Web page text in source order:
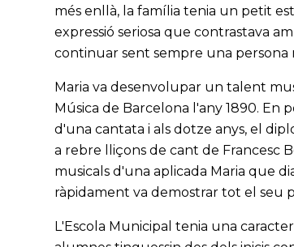
més enllà, la família tenia un petit
expressió seriosa que contrastava
continuar sent sempre una persona
Maria va desenvolupar un talent
Música de Barcelona l'any 1890. En
d'una cantata i als dotze anys, el
a rebre lliçons de cant de Francesc
musicals d'una aplicada Maria que
ràpidament va demostrar tot el seu
L'Escola Municipal tenia una